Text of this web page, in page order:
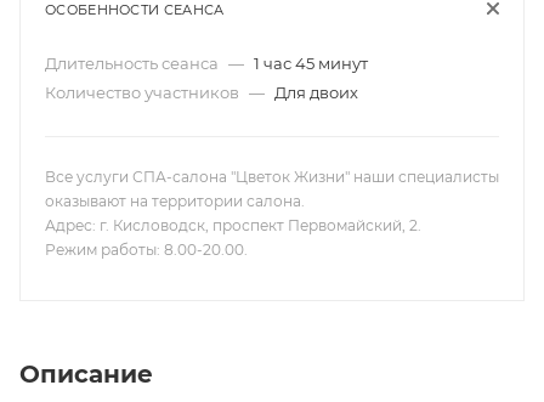
ОСОБЕННОСТИ СЕАНСА
Длительность сеанса — 1 час 45 минут
Количество участников — Для двоих
Все услуги СПА-салона "Цветок Жизни" наши специалисты
оказывают на территории салона.
Адрес: г. Кисловодск, проспект Первомайский, 2.
Режим работы: 8.00-20.00.
Описание